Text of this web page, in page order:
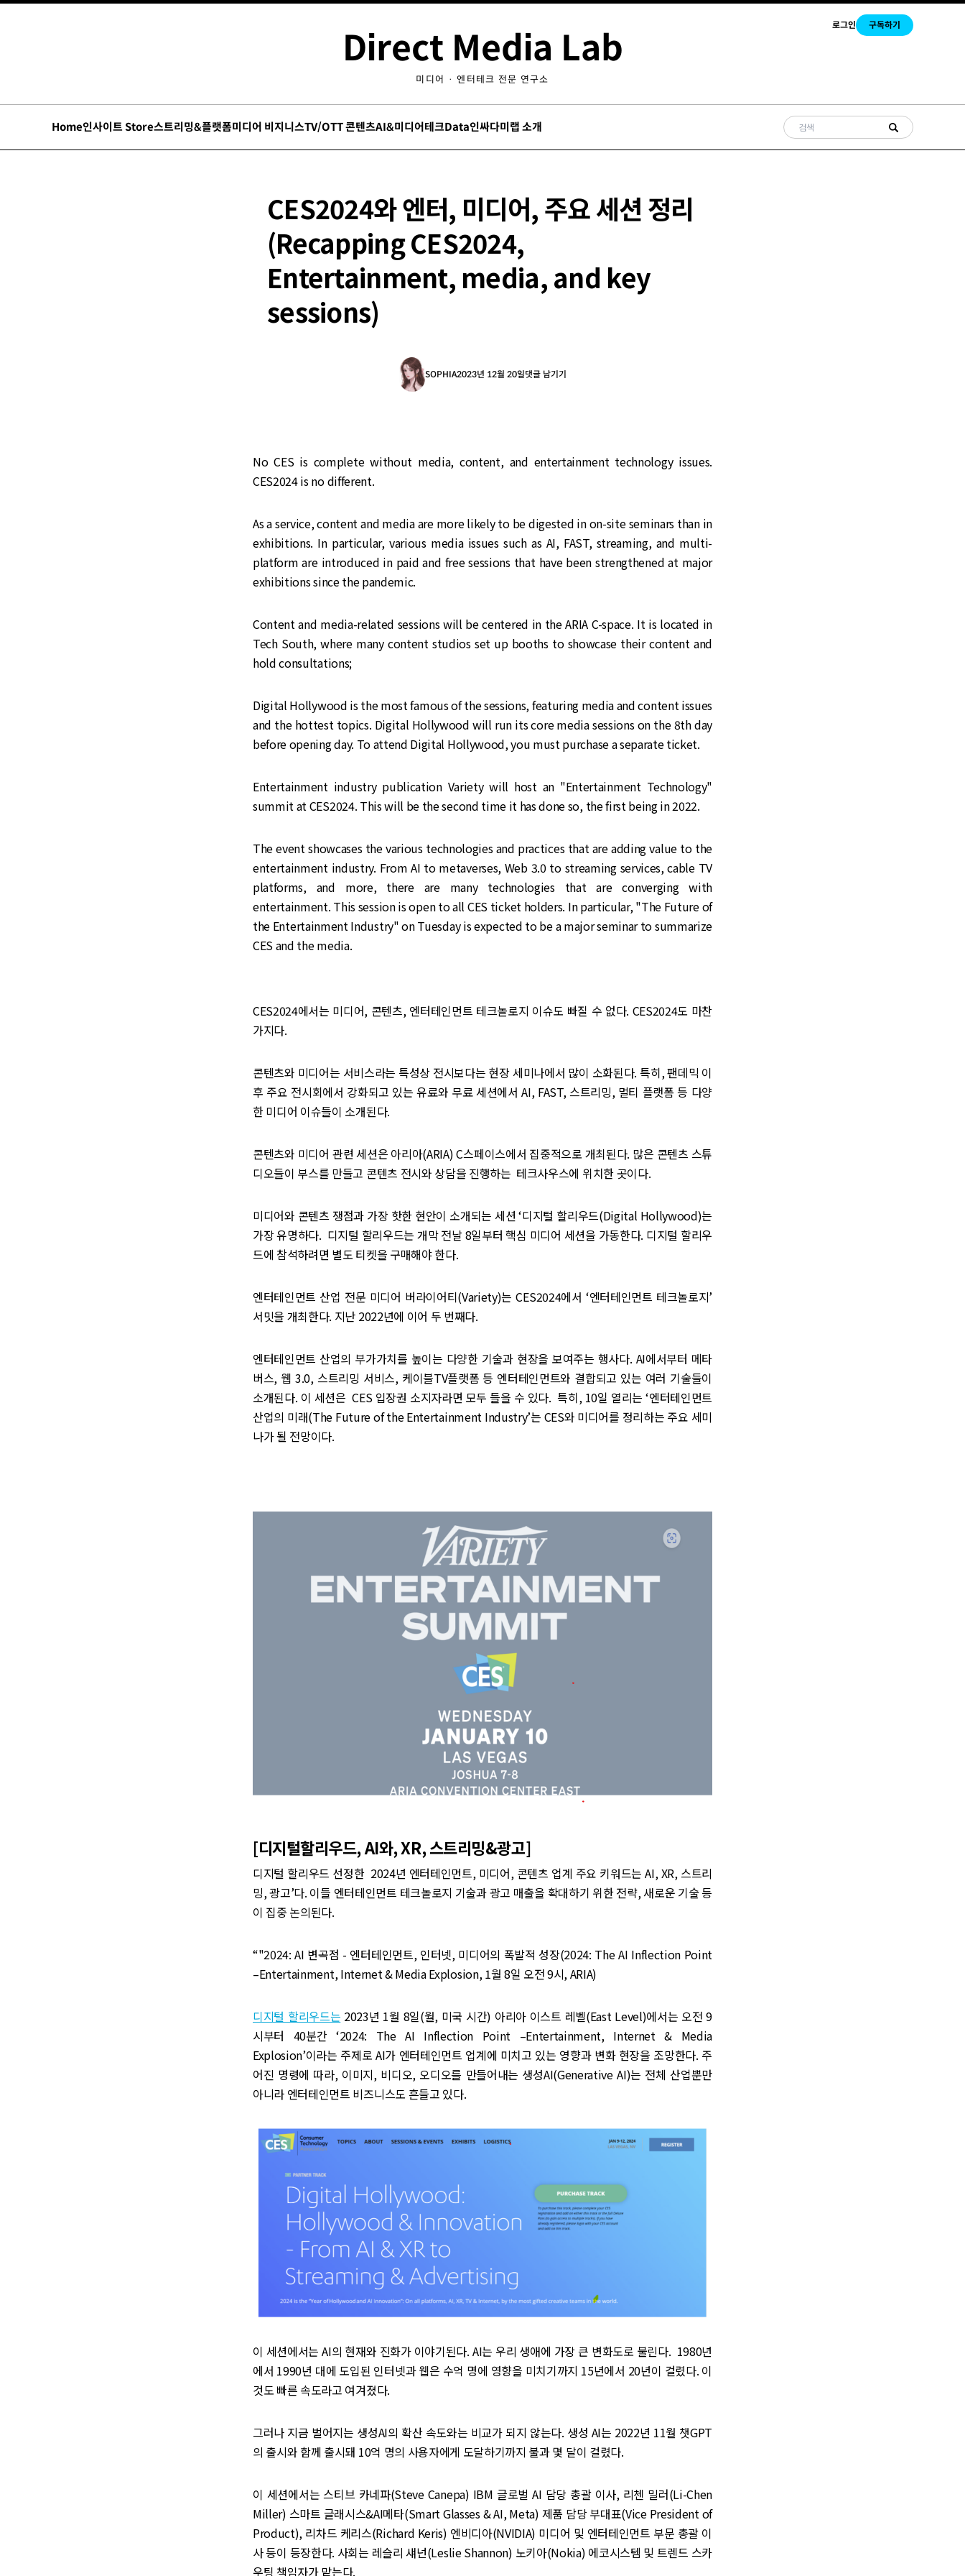
로그인 구독하기
Direct Media Lab
미디어 · 엔터테크 전문 연구소
Home인사이트 Store스트리밍&플랫폼미디어 비지니스TV/OTT 콘텐츠AI&미디어테크Data인싸다미랩 소개
CES2024와 엔터, 미디어, 주요 세션 정리
(Recapping CES2024,
Entertainment, media, and key
sessions)
SOPHIA2023년 12월 20일댓글 남기기
No CES is complete without media, content, and entertainment technology issues.
CES2024 is no different.
As a service, content and media are more likely to be digested in on-site seminars than in
exhibitions. In particular, various media issues such as AI, FAST, streaming, and multi-
platform are introduced in paid and free sessions that have been strengthened at major
exhibitions since the pandemic.
Content and media-related sessions will be centered in the ARIA C-space. It is located in
Tech South, where many content studios set up booths to showcase their content and
hold consultations;
Digital Hollywood is the most famous of the sessions, featuring media and content issues
and the hottest topics. Digital Hollywood will run its core media sessions on the 8th day
before opening day. To attend Digital Hollywood, you must purchase a separate ticket.
Entertainment industry publication Variety will host an "Entertainment Technology"
summit at CES2024. This will be the second time it has done so, the first being in 2022.
The event showcases the various technologies and practices that are adding value to the
entertainment industry. From AI to metaverses, Web 3.0 to streaming services, cable TV
platforms, and more, there are many technologies that are converging with
entertainment. This session is open to all CES ticket holders. In particular, "The Future of
the Entertainment Industry" on Tuesday is expected to be a major seminar to summarize
CES and the media.
CES2024에서는 미디어, 콘텐츠, 엔터테인먼트 테크놀로지 이슈도 빠질 수 없다. CES2024도 마찬
가지다.
콘텐츠와 미디어는 서비스라는 특성상 전시보다는 현장 세미나에서 많이 소화된다. 특히, 팬데믹 이
후 주요 전시회에서 강화되고 있는 유료와 무료 세션에서 AI, FAST, 스트리밍, 멀티 플랫폼 등 다양
한 미디어 이슈들이 소개된다.
콘텐츠와 미디어 관련 세션은 아리아(ARIA) C스페이스에서 집중적으로 개최된다. 많은 콘텐츠 스튜
디오들이 부스를 만들고 콘텐츠 전시와 상담을 진행하는 테크사우스에 위치한 곳이다.
미디어와 콘텐츠 쟁점과 가장 핫한 현안이 소개되는 세션 ‘디지털 할리우드(Digital Hollywood)는
가장 유명하다. 디지털 할리우드는 개막 전날 8일부터 핵심 미디어 세션을 가동한다. 디지털 할리우
드에 참석하려면 별도 티켓을 구매해야 한다.
엔터테인먼트 산업 전문 미디어 버라이어티(Variety)는 CES2024에서 ‘엔터테인먼트 테크놀로지’
서밋을 개최한다. 지난 2022년에 이어 두 번째다.
엔터테인먼트 산업의 부가가치를 높이는 다양한 기술과 현장을 보여주는 행사다. AI에서부터 메타
버스, 웹 3.0, 스트리밍 서비스, 케이블TV플랫폼 등 엔터테인먼트와 결합되고 있는 여러 기술들이
소개된다. 이 세션은 CES 입장권 소지자라면 모두 들을 수 있다. 특히, 10일 열리는 ‘엔터테인먼트
산업의 미래(The Future of the Entertainment Industry’는 CES와 미디어를 정리하는 주요 세미
나가 될 전망이다.
[디지털할리우드, AI와, XR, 스트리밍&광고]
디지털 할리우드 선정한 2024년 엔터테인먼트, 미디어, 콘텐츠 업계 주요 키워드는 AI, XR, 스트리
밍, 광고’다. 이들 엔터테인먼트 테크놀로지 기술과 광고 매출을 확대하기 위한 전략, 새로운 기술 등
이 집중 논의된다.
“"2024: AI 변곡점 - 엔터테인먼트, 인터넷, 미디어의 폭발적 성장(2024: The AI Inflection Point
–Entertainment, Internet & Media Explosion, 1월 8일 오전 9시, ARIA)
디지털 할리우드는 2023년 1월 8일(월, 미국 시간) 아리아 이스트 레벨(East Level)에서는 오전 9
시부터 40분간 ‘2024: The AI Inflection Point –Entertainment, Internet & Media
Explosion’이라는 주제로 AI가 엔터테인먼트 업계에 미치고 있는 영향과 변화 현장을 조망한다. 주
어진 명령에 따라, 이미지, 비디오, 오디오를 만들어내는 생성AI(Generative AI)는 전체 산업뿐만
아니라 엔터테인먼트 비즈니스도 흔들고 있다.
이 세션에서는 AI의 현재와 진화가 이야기된다. AI는 우리 생애에 가장 큰 변화도로 불린다. 1980년
에서 1990년 대에 도입된 인터넷과 웹은 수억 명에 영향을 미치기까지 15년에서 20년이 걸렸다. 이
것도 빠른 속도라고 여겨졌다.
그러나 지금 벌어지는 생성AI의 확산 속도와는 비교가 되지 않는다. 생성 AI는 2022년 11월 챗GPT
의 출시와 함께 출시돼 10억 명의 사용자에게 도달하기까지 불과 몇 달이 걸렸다.
이 세션에서는 스티브 카네파(Steve Canepa) IBM 글로벌 AI 담당 총괄 이사, 리첸 밀러(Li-Chen
Miller) 스마트 글래시스&AI메타(Smart Glasses & AI, Meta) 제품 담당 부대표(Vice President of
Product), 리차드 케리스(Richard Keris) 엔비디아(NVIDIA) 미디어 및 엔터테인먼트 부문 총괄 이
사 등이 등장한다. 사회는 레슬리 섀넌(Leslie Shannon) 노키아(Nokia) 에코시스템 및 트렌드 스카
우팅 책임자가 맡는다.